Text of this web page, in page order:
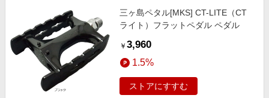
三ヶ島ペタル[MKS] CT-LITE（CT
ライト）フラットペダル ペダル
￥ 3,960
1.5%
ストアにすすむ